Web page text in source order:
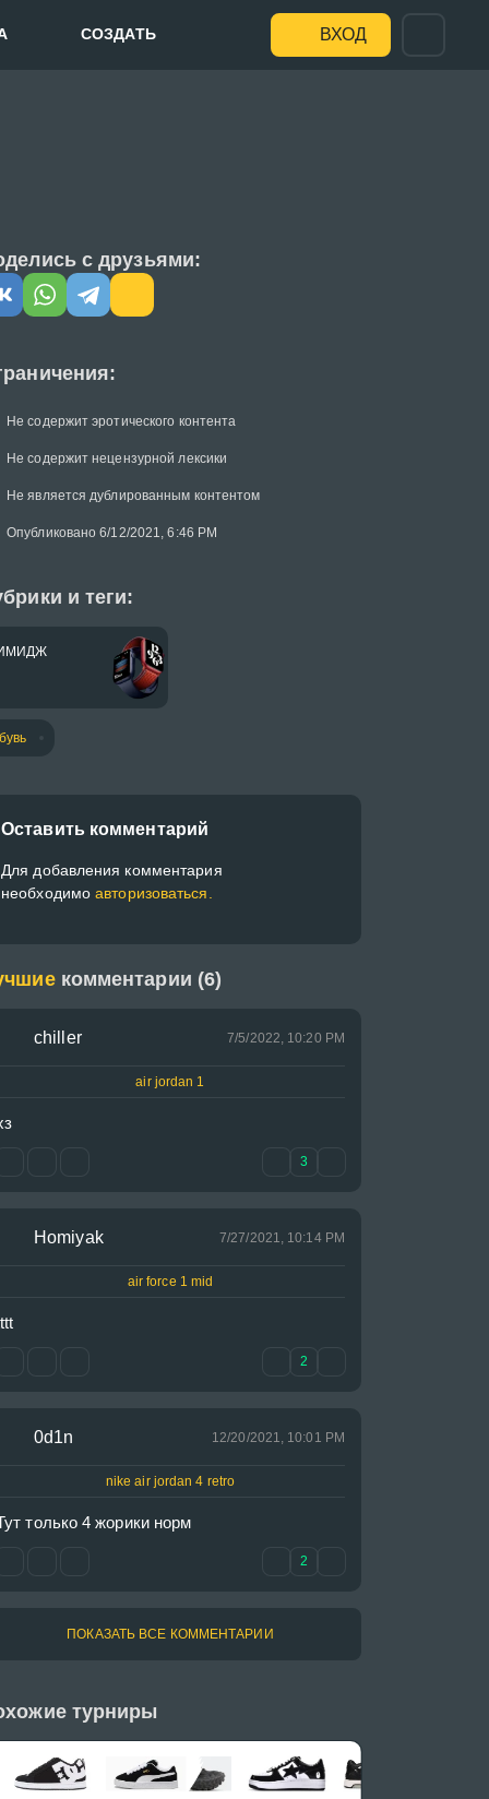
СОЗДАТЬ ВХОД
с друзьями:
Не содержит эротического контента
Не содержит нецензурной лексики
Не является дублированным контентом
Опубликовано 6/12/2021, 6:46 PM
и теги:
Оставить комментарий
Для добавления комментария
необходимоавторизоваться.
комментарии (6)
Homiyak 7/27/2021, 10:14 PM
air force 1 mid
2
0d1n 12/20/2021, 10:01 PM
nike air jordan 4 retro
только 4 жорики норм
2
chiller 7/5/2022, 10:20 PM
air jordan 1
3
ПОКАЗАТЬ ВСЕ КОММЕНТАРИИ
турниры